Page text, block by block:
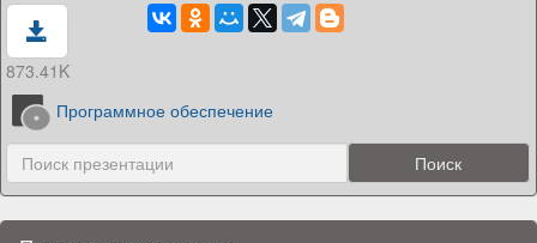
873.41K
Программное обеспечение